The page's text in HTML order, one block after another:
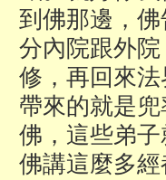
到佛那邊，
分內院跟外
修，再回來
帶來的就是
佛，這些弟
佛講這麼多